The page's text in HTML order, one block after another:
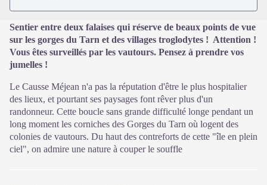
Sentier entre deux falaises qui réserve de beaux points de vue
sur les gorges du Tarn et des villages troglodytes ! Attention !
Vous êtes surveillés par les vautours. Pensez à prendre vos
jumelles !
Le Causse Méjean n'a pas la réputation d'être le plus hospitalier
des lieux, et pourtant ses paysages font rêver plus d'un
randonneur. Cette boucle sans grande difficulté longe pendant un
long moment les corniches des Gorges du Tarn où logent des
colonies de vautours. Du haut des contreforts de cette "île en plein
ciel", on admire une nature à couper le souffle